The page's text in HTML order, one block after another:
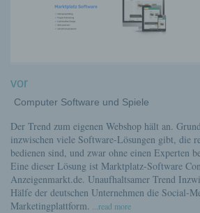
vor
Computer Software und Spiele
Der Trend zum eigenen Webshop hält an.
inzwischen viele Software-Lösungen gibt, die
bedienen sind, und zwar ohne einen Experten
Eine dieser Lösung ist Marktplatz-Software
Anzeigenmarkt.de. Unaufhaltsamer Trend
Hälfe der deutschen Unternehmen die Social-
Marketingplattform. ...read more